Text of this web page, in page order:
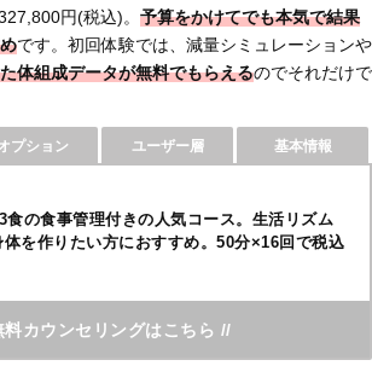
円(税込)。 予算をかけてでも本気で結果
です。初回体験では、減量シミュレーションや
体組成データが無料でもらえるのでそれだけで
プション ユーザー層 基本情報
食の食事管理付きの人気コース。生活リズム
を作りたい方におすすめ。50分×16回で税込
料カウンセリングはこちら //